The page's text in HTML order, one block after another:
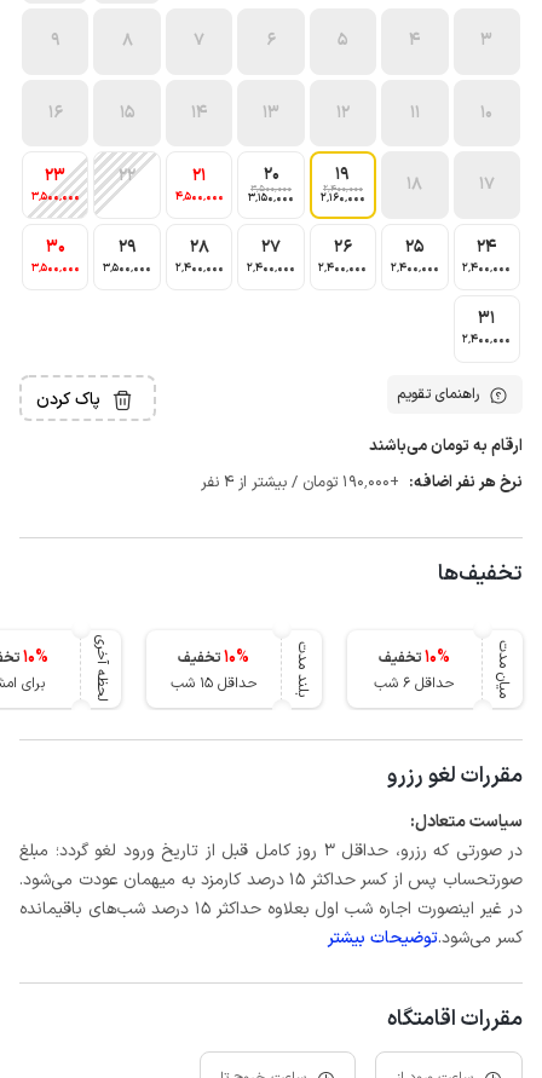
3
4
5
6
7
8
9
10
11
12
13
14
15
16
17
18
19
2٬400٬000
2٬160٬000
20
3٬500٬000
3٬150٬000
21
4٬500٬000
22
23
3٬500٬000
24
2٬400٬000
25
2٬400٬000
26
2٬400٬000
27
2٬400٬000
28
2٬400٬000
29
3٬500٬000
30
3٬500٬000
31
2٬400٬000
راهنمای تقویم پاک کردن
ارقام به تومان می‌باشند
نرخ هر نفر اضافه: +190٬000 تومان / بیشتر از 4 نفر
تخفیف‌ها
میان مدت 10%
تخفیف
حداقل 6 شب
بلند مدت 10%
تخفیف
حداقل 15 شب
لحظه آخری 10%
برای
مقررات لغو رزرو
سیاست متعادل:
در صورتی که رزرو، حداقل 3 روز کامل قبل از تاریخ ورود لغو گردد؛ مبلغ
صورتحساب پس از کسر حداکثر 15 درصد کارمزد به میهمان عودت می‌شود.
در غیر اینصورت اجاره شب اول بعلاوه حداکثر 15 درصد شب‌های باقیمانده
کسر می‌شود.توضیحات بیشتر
مقررات اقامتگاه